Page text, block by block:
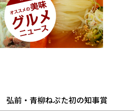
前・青柳ねぷた初の知事賞